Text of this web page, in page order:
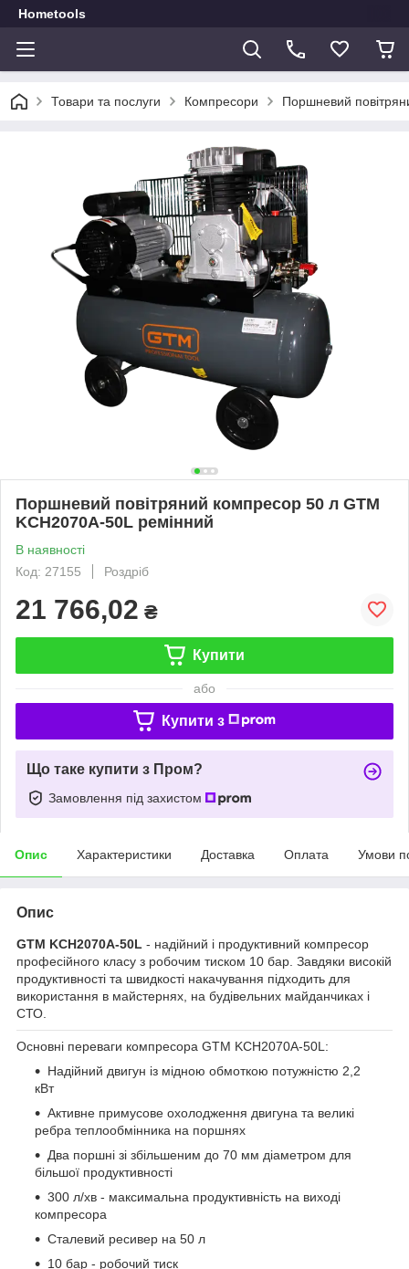
Hometools
Товари та послуги Компресори Поршневий
Поршневий повітряний компресор 50 л GTM
KCH2070A-50L ремінний
В наявності
Код: 27155
Роздріб
21 766,02 ₴
Купити
або
Купити з
Що таке купити з Пром?
Замовлення під захистом
Опис Характеристики Доставка Оплата Умови
Опис
GTM KCH2070A-50L - надійний і продуктивний компресор
професійного класу з робочим тиском 10 бар. Завдяки високій
продуктивності та швидкості накачування підходить для
використання в майстернях, на будівельних майданчиках і
СТО.
Основні переваги компресора GTM KCH2070A-50L:
Надійний двигун із мідною обмоткою потужністю 2,2
кВт
Активне примусове охолодження двигуна та великі
ребра теплообмінника на поршнях
Два поршні зі збільшеним до 70 мм діаметром для
більшої продуктивності
300 л/хв - максимальна продуктивність на виході
компресора
Сталевий ресивер на 50 л
10 бар - робочий тиск